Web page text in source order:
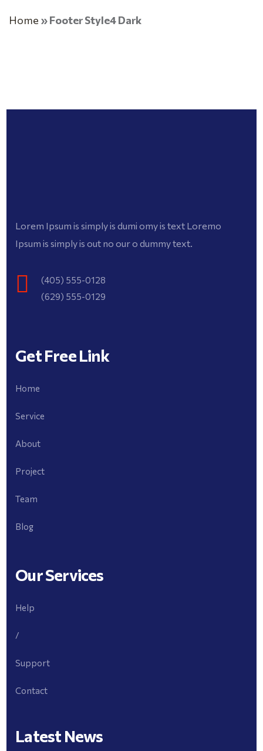
Home »Footer Style4 Dark
Lorem Ipsum is simply is dumi omy is text Loremo
Ipsum is simply is out no our o dummy text.
(405) 555-0128
(629) 555-0129
Get Free Link
Home
Service
About
Project
Team
Blog
Our Services
Help
/
Support
Contact
Latest News